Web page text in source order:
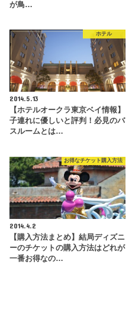
が鳥…
ホテル
2014.5.13
【ホテルオークラ東京ベイ情報】
子連れに優しいと評判！必見のバ
スルームとは…
お得なチケット購入方法
2014.4.2
【購入方法まとめ】結局ディズニ
ーのチケットの購入方法はどれが
一番お得なの…